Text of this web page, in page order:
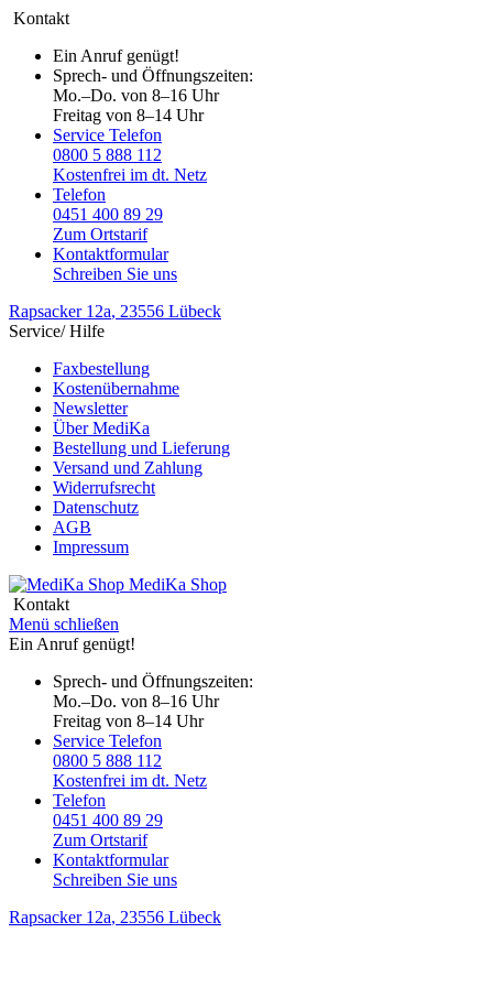
Kontakt
Ein Anruf genügt!
Sprech- und Öffnungszeiten:
Mo.–Do. von 8–16 Uhr
Freitag von 8–14 Uhr
Service Telefon
0800 5 888 112
Kostenfrei im dt. Netz
Telefon
0451 400 89 29
Zum Ortstarif
Kontaktformular
Schreiben Sie uns
Rapsacker 12a, 23556 Lübeck
Service/ Hilfe
Faxbestellung
Kostenübernahme
Newsletter
Über MediKa
Bestellung und Lieferung
Versand und Zahlung
Widerrufsrecht
Datenschutz
AGB
Impressum
MediKa Shop
Kontakt
Menü schließen
Ein Anruf genügt!
Sprech- und Öffnungszeiten:
Mo.–Do. von 8–16 Uhr
Freitag von 8–14 Uhr
Service Telefon
0800 5 888 112
Kostenfrei im dt. Netz
Telefon
0451 400 89 29
Zum Ortstarif
Kontaktformular
Schreiben Sie uns
Rapsacker 12a, 23556 Lübeck